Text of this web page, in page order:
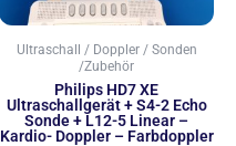
Ultraschall / Doppler / Sonden
/Zubehör
Philips HD7 XE
Ultraschallgerät + S4-2 Echo
Sonde + L12-5 Linear –
Kardio- Doppler – Farbdoppler